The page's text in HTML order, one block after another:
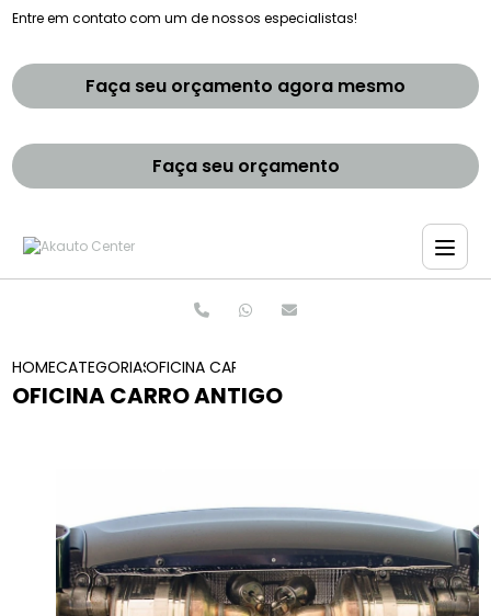
Entre em contato com um de nossos especialistas!
Faça seu orçamento agora mesmo
Faça seu orçamento
HOMECATEGORIASOFICINA CARRO ANTIGO
OFICINA CARRO ANTIGO